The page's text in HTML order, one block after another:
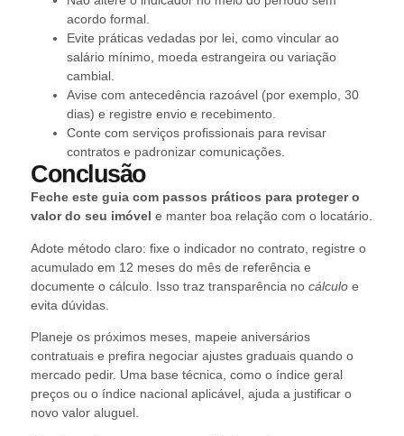
acordo formal.
Evite práticas vedadas por lei, como vincular ao
salário mínimo, moeda estrangeira ou variação
cambial.
Avise com antecedência razoável (por exemplo, 30
dias) e registre envio e recebimento.
Conte com serviços profissionais para revisar
contratos e padronizar comunicações.
Conclusão
Feche este guia com passos práticos para proteger o
valor do seu imóvel e manter boa relação com o locatário.
Adote método claro: fixe o indicador no contrato, registre o
acumulado em 12 meses do mês de referência e
documente o cálculo. Isso traz transparência no cálculo e
evita dúvidas.
Planeje os próximos meses, mapeie aniversários
contratuais e prefira negociar ajustes graduais quando o
mercado pedir. Uma base técnica, como o índice geral
preços ou o índice nacional aplicável, ajuda a justificar o
novo valor aluguel.